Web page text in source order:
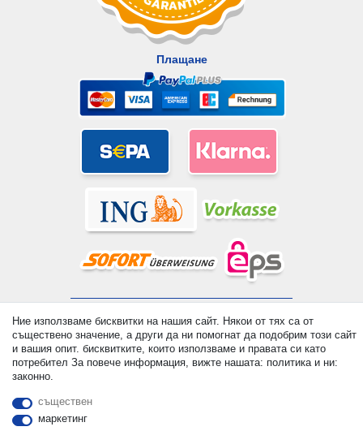
Плащане
Prices incl. VAT. 19% VAT Basic prices see article detail | *
Applies to deliveries to the UK!
Ние използваме бисквитки на нашия сайт. Някои от тях са от
съществено значение, а други да ни помогнат да подобрим този сайт
и вашия опит. бисквитките, които използваме и правата си като
потребител За повече информация, вижте нашата: политика и ни:
законно.
съществен
маркетинг